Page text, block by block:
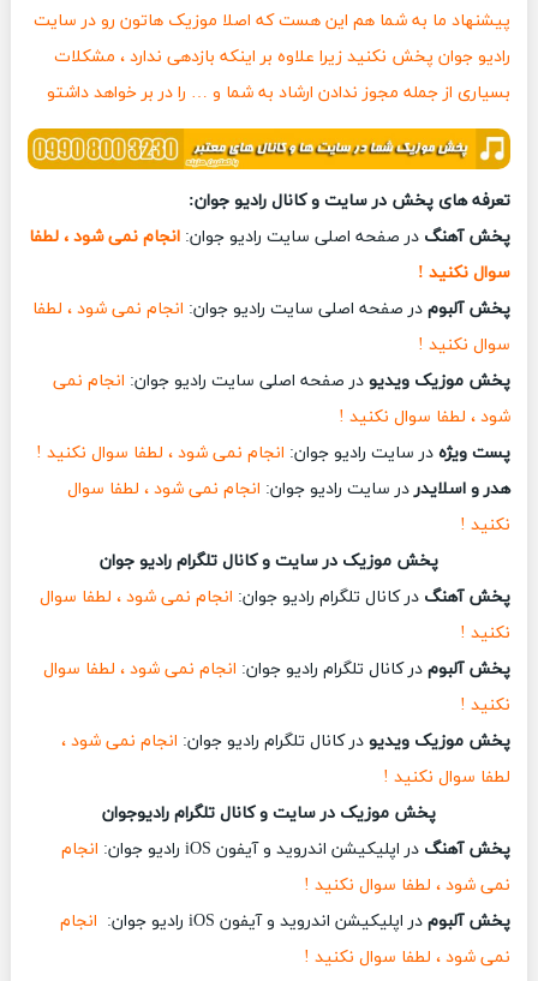
پیشنهاد ما به شما هم این هست که اصلا موزیک هاتون رو در سایت
رادیو جوان پخش نکنید زیرا علاوه بر اینکه بازدهی ندارد ، مشکلات
بسیاری از جمله مجوز ندادن ارشاد به شما و … را در بر خواهد داشتو
تعرفه های پخش در سایت و کانال رادیو جوان:
پخش آهنگ در صفحه اصلی سایت رادیو جوان: انجام نمی شود ، لطفا
سوال نکنید !
پخش آلبومدر صفحه اصلی سایت رادیو جوان: انجام نمی شود ، لطفا
سوال نکنید !
پخش موزیک ویدیودر صفحه اصلی سایت رادیو جوان: انجام نمی
شود ، لطفا سوال نکنید !
پست ویژهدر سایت رادیو جوان: انجام نمی شود ، لطفا سوال نکنید !
هدر و اسلایدردر سایت رادیو جوان: انجام نمی شود ، لطفا سوال
نکنید !
پخش موزیک در سایت و کانال تلگرام رادیو جوان
پخش آهنگ در کانال تلگرام رادیو جوان: انجام نمی شود ، لطفا سوال
نکنید !
پخش آلبومدر کانال تلگرام رادیو جوان: انجام نمی شود ، لطفا سوال
نکنید !
پخش موزیک ویدیودر کانال تلگرام رادیو جوان: انجام نمی شود ،
لطفا سوال نکنید !
پخش موزیک در سایت و کانال تلگرام رادیوجوان
پخش آهنگ در اپلیکیشن اندروید و آیفون iOS رادیو جوان:
انجام
نمی شود ، لطفا سوال نکنید !
پخش آلبومدر اپلیکیشن اندروید و آیفون iOS رادیو جوان:
انجام
نمی شود ، لطفا سوال نکنید !